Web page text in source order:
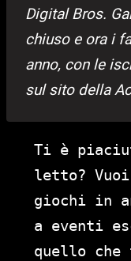
Digital Bros.
chiuso e ora i
anno, con le
sul sito della
Ti è
letto?
giochi in
a eventi
quello che